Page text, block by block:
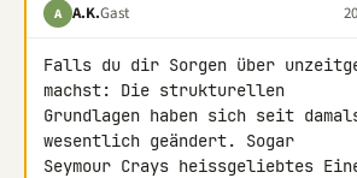
A A.K.Gast
Falls du dir Sorgen über
machst: Die strukturellen
Grundlagen haben sich seit
wesentlich geändert. Sogar
Seymour Crays heissgeliebtes